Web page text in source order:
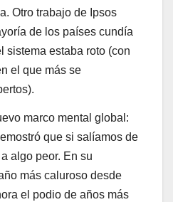
Otro trabajo de Ipsos
de los países cundía
sistema estaba roto (con
el que más se
marco mental global:
que si salíamos de
algo peor. En su
más caluroso desde
el podio de años más